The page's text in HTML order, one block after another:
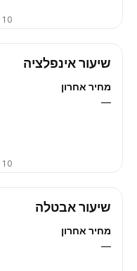
10 שנות היסטוריה
שיעור אינפלציה
מחיר אחרון
—
10 שנות היסטוריה
שיעור אבטלה
מחיר אחרון
—